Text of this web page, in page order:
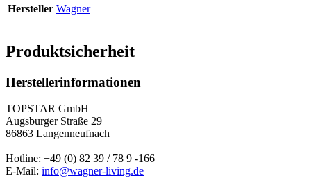
Hersteller Wagner
Produktsicherheit
Herstellerinformationen
TOPSTAR GmbH
Augsburger Straße 29
86863 Langenneufnach
Hotline: +49 (0) 82 39 / 78 9 -166
E-Mail: info@wagner-living.de